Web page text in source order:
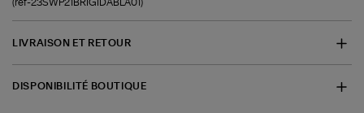
(ref-23SWP21BRIGIDABLA01)
LIVRAISON ET RETOUR
DISPONIBILITÉ BOUTIQUE